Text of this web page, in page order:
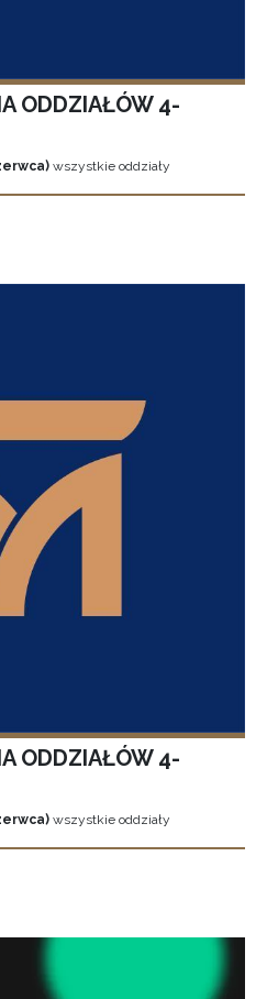
ODDZIAŁÓW 4-
wszystkie oddziały
ODDZIAŁÓW 4-
wszystkie oddziały